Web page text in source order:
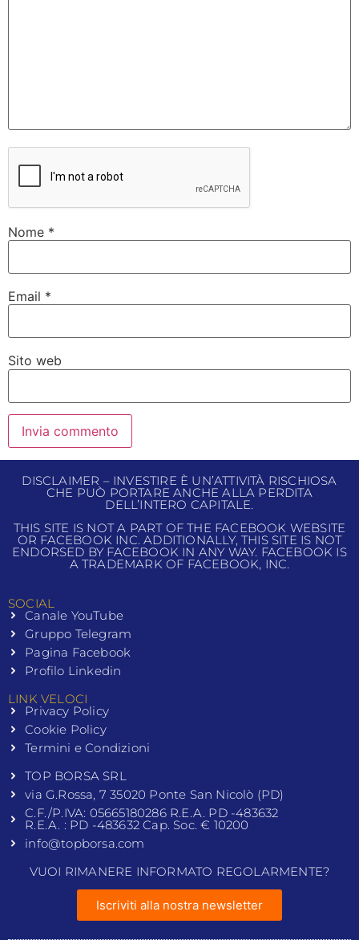
Nome *
Email *
Sito web
DISCLAIMER – INVESTIRE È UN’ATTIVITÀ RISCHIOSA
CHE PUÒ PORTARE ANCHE ALLA PERDITA
DELL’INTERO CAPITALE.
THIS SITE IS NOT A PART OF THE FACEBOOK WEBSITE
OR FACEBOOK INC. ADDITIONALLY, THIS SITE IS NOT
ENDORSED BY FACEBOOK IN ANY WAY. FACEBOOK IS
A TRADEMARK OF FACEBOOK, INC.
SOCIAL
Canale YouTube
Gruppo Telegram
Pagina Facebook
Profilo Linkedin
LINK VELOCI
Privacy Policy
Cookie Policy
Termini e Condizioni
TOP BORSA SRL
via G.Rossa, 7 35020 Ponte San Nicolò (PD)
C.F./P.IVA: 05665180286 R.E.A. PD -483632
R.E.A. : PD -483632 Cap. Soc. € 10200
info@topborsa.com
VUOI RIMANERE INFORMATO REGOLARMENTE?
Iscriviti alla nostra newsletter